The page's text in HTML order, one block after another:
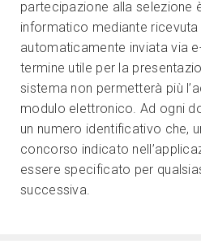
partecipazione alla selezione
informatico mediante ricevuta
automaticamente inviata via
termine utile per la
sistema non permetterà più
modulo elettronico. Ad ogni
un numero identificativo che,
concorso indicato
essere specificato per
successiva.